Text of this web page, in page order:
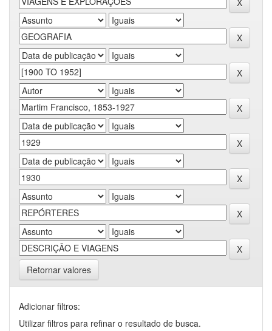
Retornar valores
Adicionar filtros:
Utilizar filtros para refinar o resultado de busca.